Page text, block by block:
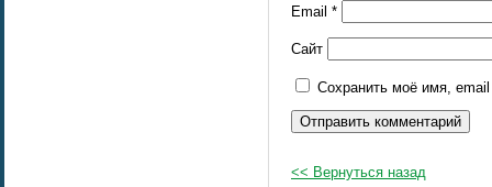
Email *
Сайт
Сохранить моё имя,
<< Вернуться назад